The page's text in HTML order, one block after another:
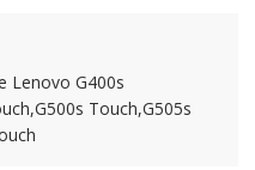
Lenovo G400s
Touch,G505s